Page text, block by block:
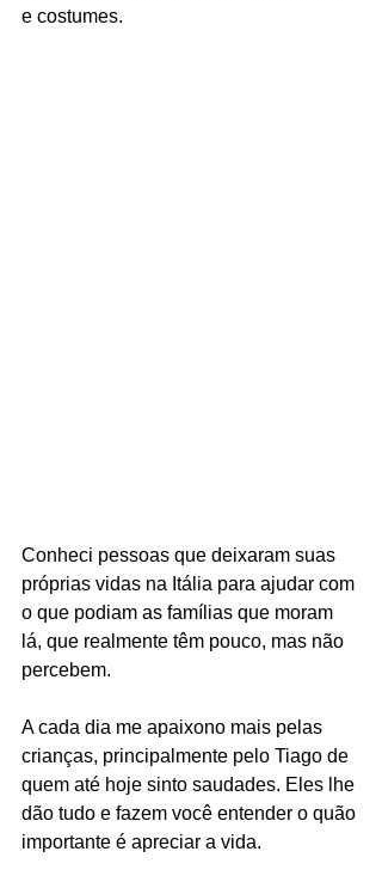
e costumes.
Conheci pessoas que deixaram suas
próprias vidas na Itália para ajudar com
o que podiam as famílias que moram
lá, que realmente têm pouco, mas não
percebem.
A cada dia me apaixono mais pelas
crianças, principalmente pelo Tiago de
quem até hoje sinto saudades. Eles lhe
dão tudo e fazem você entender o quão
importante é apreciar a vida.